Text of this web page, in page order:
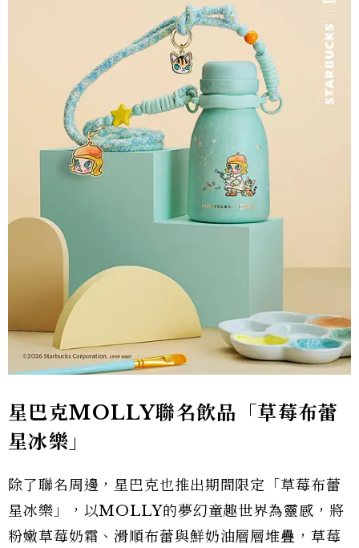
星巴克MOLLY聯名飲品「草莓布蕾
星冰樂」
除了聯名周邊，星巴克也推出期間限定「草莓布蕾
星冰樂」，以MOLLY的夢幻童趣世界為靈感，將
粉嫩草莓奶霜、滑順布蕾與鮮奶油層層堆疊，草莓